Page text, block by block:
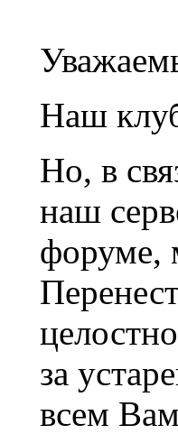
Наш
Но, в
наш
форуме,
за
всем